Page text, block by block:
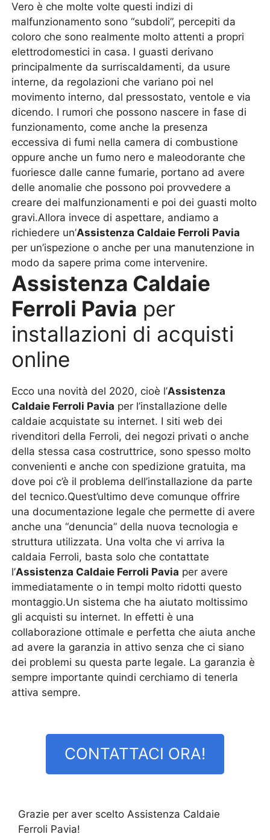
Vero è che molte volte questi indizi di
malfunzionamento sono “subdoli”, percepiti da
coloro che sono realmente molto attenti a propri
elettrodomestici in casa. I guasti derivano
principalmente da surriscaldamenti, da usure
interne, da regolazioni che variano poi nel
movimento interno, dal pressostato, ventole e via
dicendo. I rumori che possono nascere in fase di
funzionamento, come anche la presenza
eccessiva di fumi nella camera di combustione
oppure anche un fumo nero e maleodorante che
fuoriesce dalle canne fumarie, portano ad avere
delle anomalie che possono poi provvedere a
creare dei malfunzionamenti e poi dei guasti molto
gravi.Allora invece di aspettare, andiamo a
richiedere un’Assistenza Caldaie Ferroli Pavia
per un’ispezione o anche per una manutenzione in
modo da sapere prima come intervenire.
Assistenza Caldaie
Ferroli Pavia per
installazioni di acquisti
online
Ecco una novità del 2020, cioè l’Assistenza
Caldaie Ferroli Pavia per l’installazione delle
caldaie acquistate su internet. I siti web dei
rivenditori della Ferroli, dei negozi privati o anche
della stessa casa costruttrice, sono spesso molto
convenienti e anche con spedizione gratuita, ma
dove poi c’è il problema dell’installazione da parte
del tecnico.Quest’ultimo deve comunque offrire
una documentazione legale che permette di avere
anche una “denuncia” della nuova tecnologia e
struttura utilizzata. Una volta che vi arriva la
caldaia Ferroli, basta solo che contattate
l’Assistenza Caldaie Ferroli Pavia per avere
immediatamente o in tempi molto ridotti questo
montaggio.Un sistema che ha aiutato moltissimo
gli acquisti su internet. In effetti è una
collaborazione ottimale e perfetta che aiuta anche
ad avere la garanzia in attivo senza che ci siano
dei problemi su questa parte legale. La garanzia è
sempre importante quindi cerchiamo di tenerla
attiva sempre.
CONTATTACI ORA!
Grazie per aver scelto Assistenza Caldaie
Ferroli Pavia!